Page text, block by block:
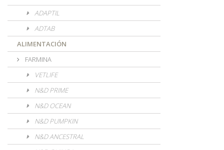
ADAPTIL
ADTAB
ALIMENTACIÓN
FARMINA
VETLIFE
N&D PRIME
N&D OCEAN
N&D PUMPKIN
N&D ANCESTRAL